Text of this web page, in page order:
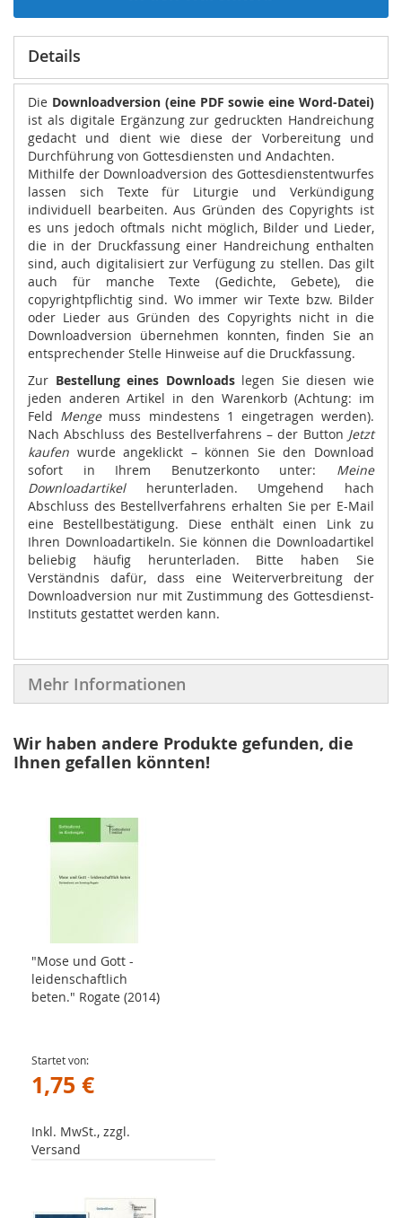
Details
Die Downloadversion (eine PDF sowie eine Word-Datei)
ist als digitale Ergänzung zur gedruckten Handreichung
gedacht und dient wie diese der Vorbereitung und
Durchführung von Gottesdiensten und Andachten.
Mithilfe der Downloadversion des Gottesdienstentwurfes
lassen sich Texte für Liturgie und Verkündigung
individuell bearbeiten. Aus Gründen des Copyrights ist
es uns jedoch oftmals nicht möglich, Bilder und Lieder,
die in der Druckfassung einer Handreichung enthalten
sind, auch digitalisiert zur Verfügung zu stellen. Das gilt
auch für manche Texte (Gedichte, Gebete), die
copyrightpflichtig sind. Wo immer wir Texte bzw. Bilder
oder Lieder aus Gründen des Copyrights nicht in die
Downloadversion übernehmen konnten, finden Sie an
entsprechender Stelle Hinweise auf die Druckfassung.
Zur Bestellung eines Downloadslegen Sie diesen wie
jeden anderen Artikel in den Warenkorb (Achtung: im
Feld Mengemuss mindestens 1 eingetragen werden).
Nach Abschluss des Bestellverfahrens – der Button Jetzt
kaufen wurde angeklickt – können Sie den Download
sofort in Ihrem Benutzerkonto unter: Meine
Downloadartikelherunterladen. Umgehend hach
Abschluss des Bestellverfahrens erhalten Sie per E-Mail
eine Bestellbestätigung. Diese enthält einen Link zu
Ihren Downloadartikeln. Sie können die Downloadartikel
beliebig häufig herunterladen. Bitte haben Sie
Verständnis dafür, dass eine Weiterverbreitung der
Downloadversion nur mit Zustimmung des Gottesdienst-
Instituts gestattet werden kann.
Mehr Informationen
Wir haben andere Produkte gefunden, die
Ihnen gefallen könnten!
"Mose und Gott -
leidenschaftlich
beten." Rogate (2014)
Startet von
1,75 €
Inkl. MwSt., zzgl.
Versand